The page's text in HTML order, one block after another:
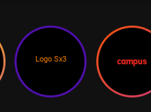
Logo Sx3 campus